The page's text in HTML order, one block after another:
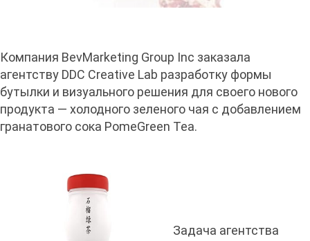
Компания BevMarketing Group Inc заказала
агентству DDC Creative Lab разработку формы
бутылки и визуального решения для своего нового
продукта — холодного зеленого чая с добавлением
гранатового сока PomeGreen Tea.
Задача агентства